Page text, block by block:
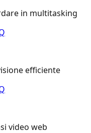
in multitasking
efficiente
video web